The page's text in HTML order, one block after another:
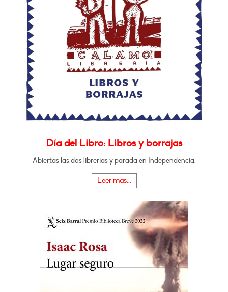
Día del Libro: Libros y borrajas
Abiertas las dos librerías y parada en Independencia.
Leer más...